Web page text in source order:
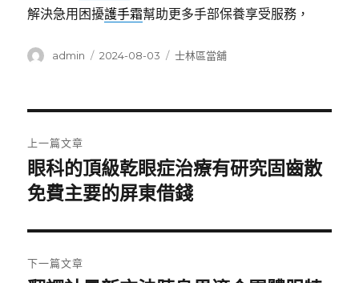
解決急用困擾護手霜幫助更多手部保養享受服務，
作
admin
發
2024-08-03
分
士林區當舖
章
導
覽
上一篇文章
上
一
文
章:
眼科的頂級乾眼症治療有研究固齒散
免費主要的屏東借錢
下一篇文章